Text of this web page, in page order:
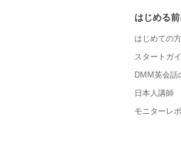
はじめる
はじめての
スタートガ
DMM英会話
日本人講師
モニターレ